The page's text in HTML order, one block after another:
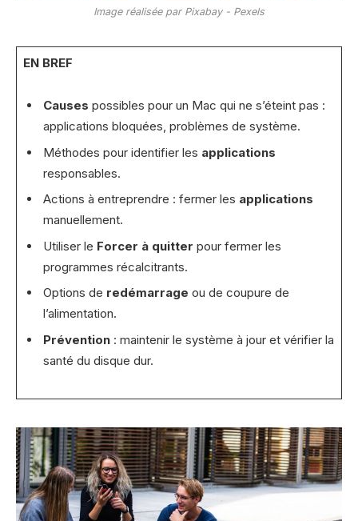
Image réalisée par Pixabay - Pexels
EN BREF
Causes possibles pour un Mac qui ne s’éteint pas :
applications bloquées, problèmes de système.
Méthodes pour identifier les applications
responsables.
Actions à entreprendre : fermer les applications
manuellement.
Utiliser le Forcer à quitter pour fermer les
programmes récalcitrants.
Options de redémarrage ou de coupure de
l’alimentation.
Prévention: maintenir le système à jour et vérifier la
santé du disque dur.